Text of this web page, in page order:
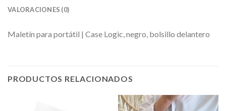
VALORACIONES (0)
Maletín para portátil | Case Logic, negro, bolsillo delantero
PRODUCTOS RELACIONADOS